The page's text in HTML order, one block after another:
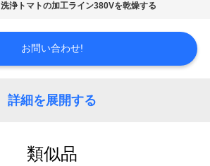
洗浄トマトの加工ライン380Vを乾燥する
お問い合わせ!
詳細を展開する
類似品